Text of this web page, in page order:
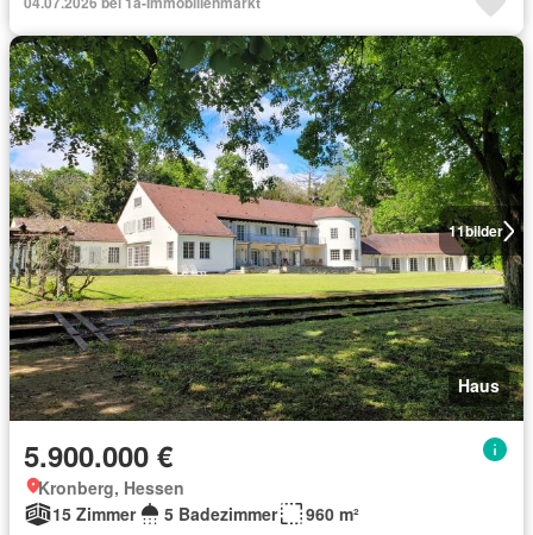
11bilder
Haus
5.900.000 €
Kronberg, Hessen
15 Zimmer
5 Badezimmer 960 m²